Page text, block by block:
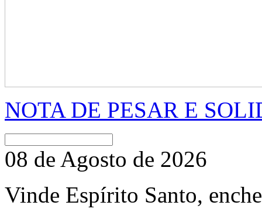
NOTA DE PESAR E
08 de Agosto de 2026
Vinde Espírito Santo,